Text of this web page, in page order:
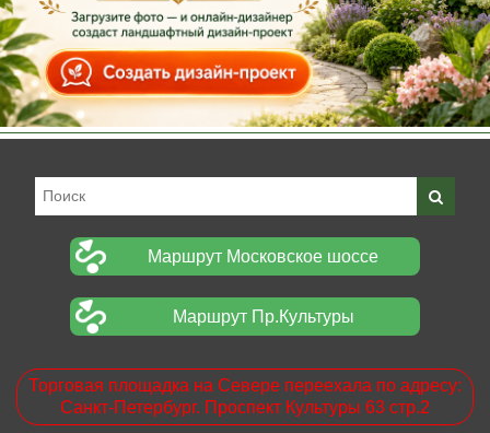
Маршрут Московское шоссе
Маршрут Пр.Культуры
Торговая площадка на Севере переехала по адресу:
Санкт-Петербург. Проспект Культуры 63 стр.2